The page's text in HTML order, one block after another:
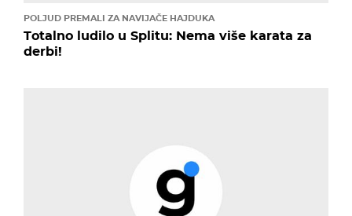
POLJUD PREMALI ZA NAVIJAČE HAJDUKA
Totalno ludilo u Splitu: Nema više karata za
derbi!